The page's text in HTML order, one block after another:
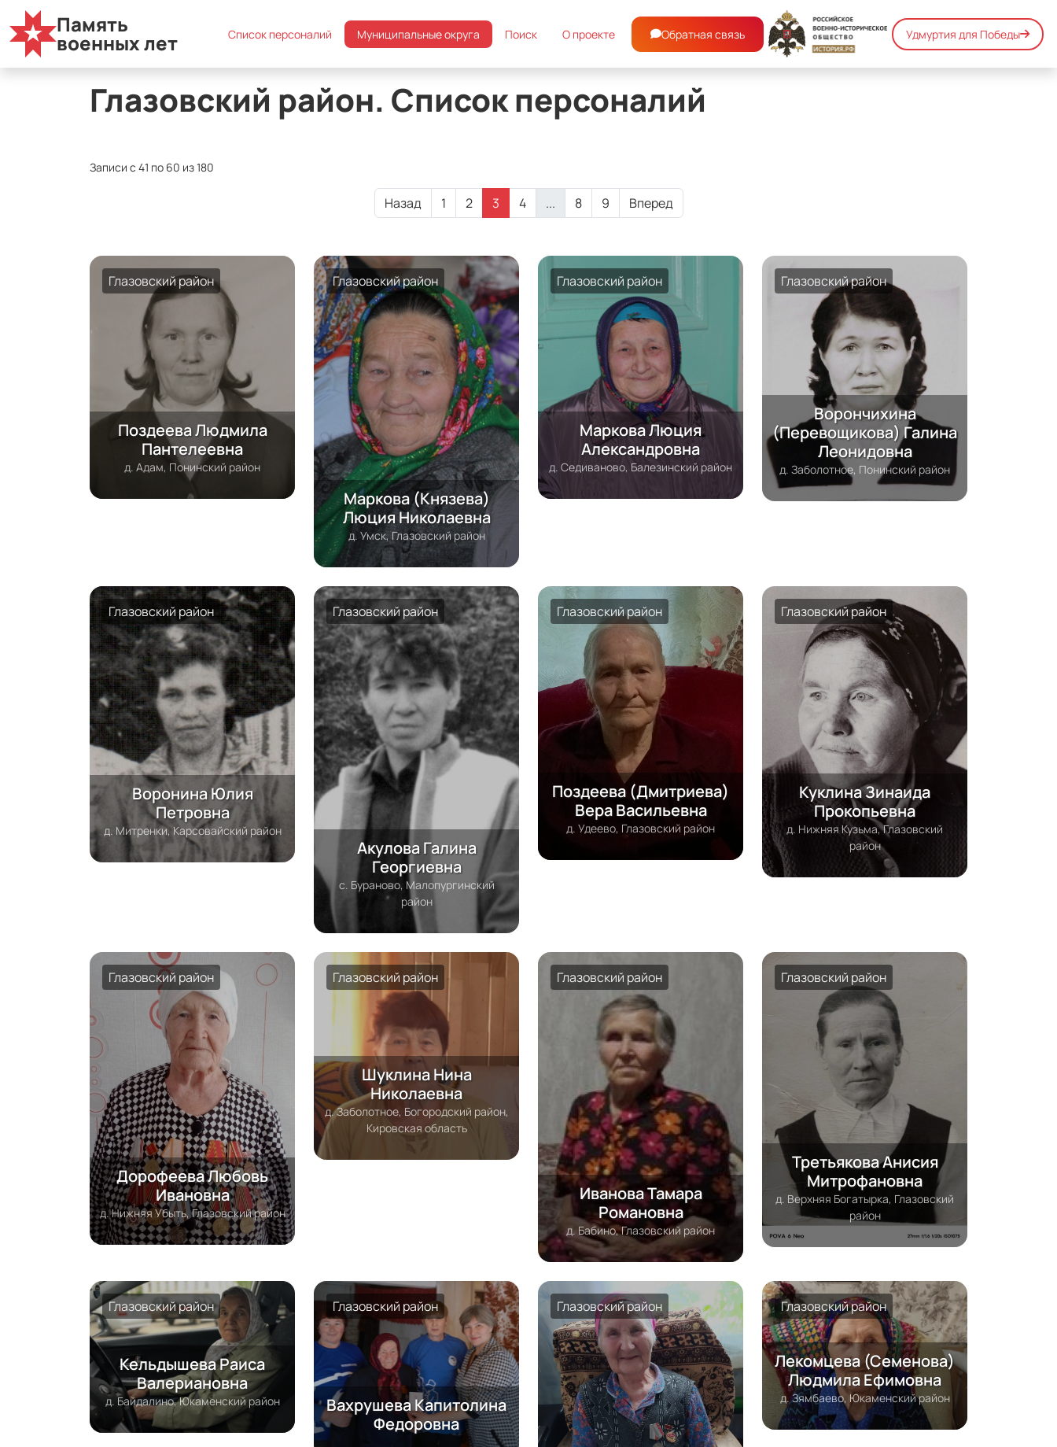
Память
военных лет Список персоналий Муниципальные округа Поиск О проекте Обратная связь Удмуртия для Победы
Список персоналий Муниципальные округа Глазовский район
Глазовский район. Список персоналий
Записи с 41 по 60 из 180
Назад 1 2 3 4 ... 8 9 Вперед
Глазовский район
Поздеева Людмила
Пантелеевна
д. Адам, Понинский район
Глазовский район
Маркова (Князева)
Люция Николаевна
д. Умск, Глазовский район
Глазовский район
Маркова Люция
Александровна
д. Седиваново, Балезинский район
Глазовский район
Ворончихина
(Перевощикова) Галина
Леонидовна
д. Заболотное, Понинский район
Глазовский район
Воронина Юлия
Петровна
д. Митренки, Карсовайский район
Глазовский район
Акулова Галина
Георгиевна
с. Бураново, Малопургинский
район
Глазовский район
Поздеева (Дмитриева)
Вера Васильевна
д. Удеево, Глазовский район
Глазовский район
Куклина Зинаида
Прокопьевна
д. Нижняя Кузьма, Глазовский
район
Глазовский район
Дорофеева Любовь
Ивановна
д. Нижняя Убыть, Глазовский район
Глазовский район
Шуклина Нина
Николаевна
д. Заболотное, Богородский район,
Кировская область
Глазовский район
Иванова Тамара
Романовна
д. Бабино, Глазовский район
Глазовский район
Третьякова Анисия
Митрофановна
д. Верхняя Богатырка, Глазовский
район
Глазовский район
Кельдышева Раиса
Валериановна
д. Байдалино, Юкаменский район
Глазовский район
Вахрушева Капитолина
Федоровна
Глазовский район Глазовский район
Лекомцева (Семенова)
Людмила Ефимовна
д. Зямбаево, Юкаменский район